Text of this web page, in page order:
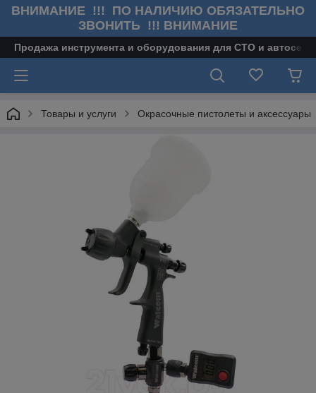
ВНИМАНИЕ !!! ПО НАЛИЧИЮ ОБЯЗАТЕЛЬНО
ЗВОНИТЬ !!! ВНИМАНИЕ
Продажа инструмента и оборудования для СТО и
Товары и услуги Окрасочные пистолеты и аксессуары